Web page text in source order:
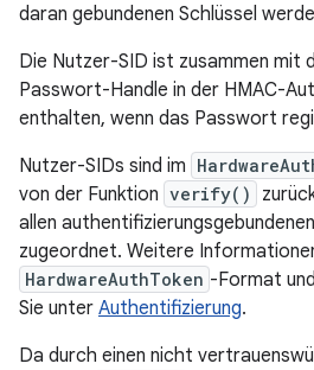
daran gebundenen Schlüssel
Die Nutzer-SID ist zusammen mit
Passwort-Handle in der HMAC-
enthalten, wenn das Passwort
Nutzer-SIDs sind im
von der Funktion verify()
allen
zugeordnet. Weitere
HardwareAuthToken -Format
Sie unter Authentifizierung.
Da durch einen nicht